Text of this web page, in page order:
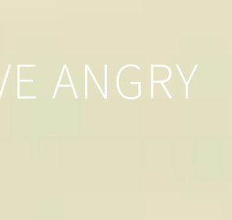
ANGRY